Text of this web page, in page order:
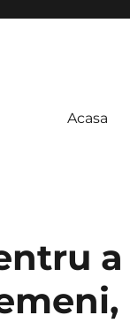
Acasa
a